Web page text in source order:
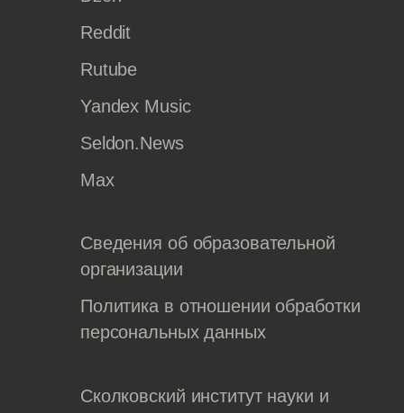
Reddit
Rutube
Yandex Music
Seldon.News
Max
Сведения об образовательной
организации
Политика в отношении обработки
персональных данных
Сколковский институт науки и